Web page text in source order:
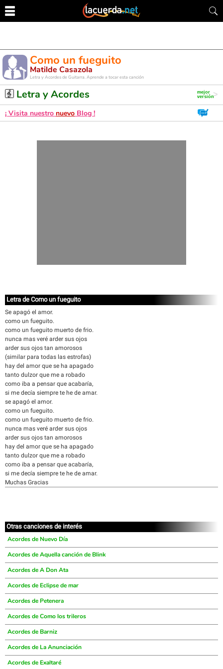
Como un fueguito
Matilde Casazola
Letra y Acordes de Guitarra. Aprende a tocar esta canción
Letra y Acordes
¡ Visita nuestro nuevo Blog !
Letra de Como un fueguito
Se apagó el amor.
como un fueguito.
como un fueguito muerto de frio.
nunca mas veré arder sus ojos
arder sus ojos tan amorosos
(similar para todas las estrofas)
hay del amor que se ha apagado
tanto dulzor que me a robado
como iba a pensar que acabaría,
si me decía siempre te he de amar.
se apagó el amor.
como un fueguito.
como un fueguito muerto de frio.
nunca mas veré arder sus ojos
arder sus ojos tan amorosos
hay del amor que se ha apagado
tanto dulzor que me a robado
como iba a pensar que acabaría,
si me decía siempre te he de amar.
Muchas Gracias
Otras canciones de interés
Acordes de Nuevo Día
Acordes de Aquella canción de Blink
Acordes de A Don Ata
Acordes de Eclipse de mar
Acordes de Petenera
Acordes de Como los trileros
Acordes de Barniz
Acordes de La Anunciación
Acordes de Exaltaré